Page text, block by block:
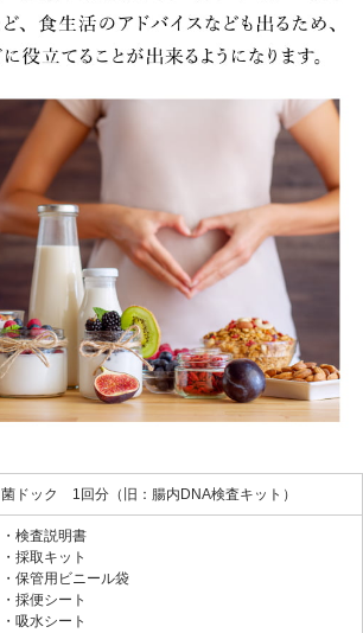
菌ドック 1回分（旧：腸内DNA検査キット）
・検査説明書
・採取キット
・保管用ビニール袋
・採便シート
・吸水シート